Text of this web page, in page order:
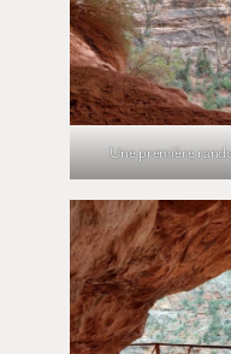
Une première